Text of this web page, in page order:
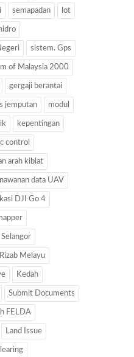
semapadan lot
hidro
sistem. Gps
of Malaysia 2000
gergaji berantai
jemputan modul
kepentingan
control
arah kiblat
data UAV
DJI Go 4
Selangor
Rizab Melayu
Kedah
Submit Documents
FELDA
Land Issue